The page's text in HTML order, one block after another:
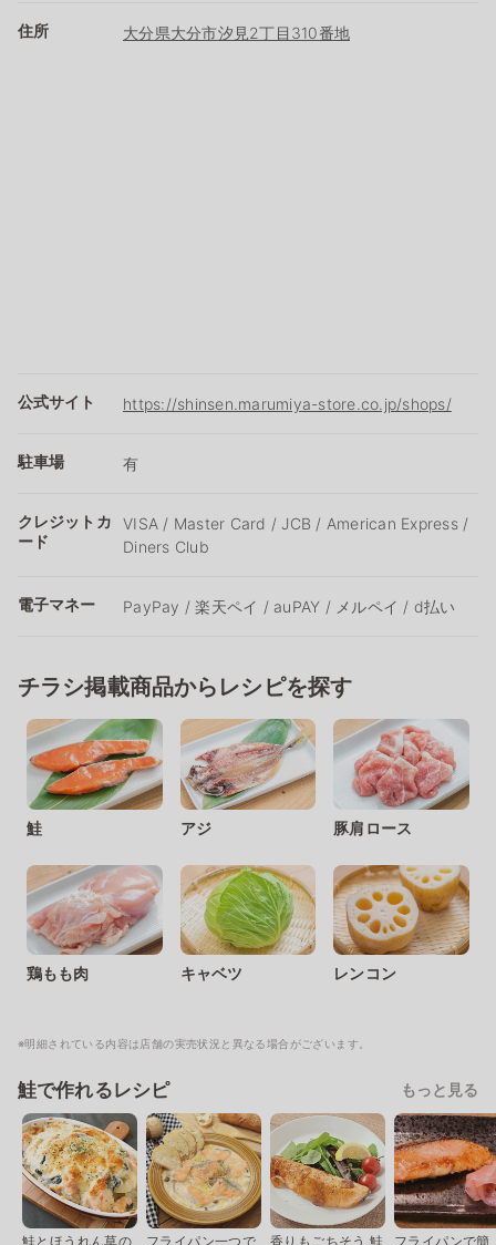
住所 大分県大分市汐見2丁目310番地
公式サイト https://shinsen.marumiya-store.co.jp/shops/
駐車場 有
クレジットカ
ード
VISA / Master Card / JCB / American Express /
Diners Club
電子マネー PayPay / 楽天ペイ / auPAY / メルペイ / d払い
チラシ掲載商品からレシピを探す
鮭 アジ 豚肩ロース
鶏もも肉 キャベツ レンコン
※明細されている内容は店舗の実売状況と異なる場合がございます。
鮭で作れるレシピ もっと見る
鮭とほうれん草の
フライパン一つで
香りもごちそう 鮭
フライパンで簡